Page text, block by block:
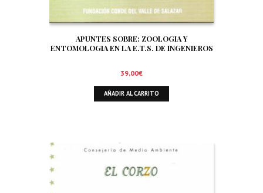
APUNTES SOBRE: ZOOLOGIA Y
ENTOMOLOGIA EN LA E.T.S. DE INGENIEROS
FORESTAL. ORNITOFAUNA CINEGETICA
39,00€
AÑADIR AL CARRITO